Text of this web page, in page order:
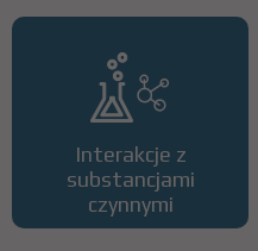
Interakcje z
substancjami
czynnymi